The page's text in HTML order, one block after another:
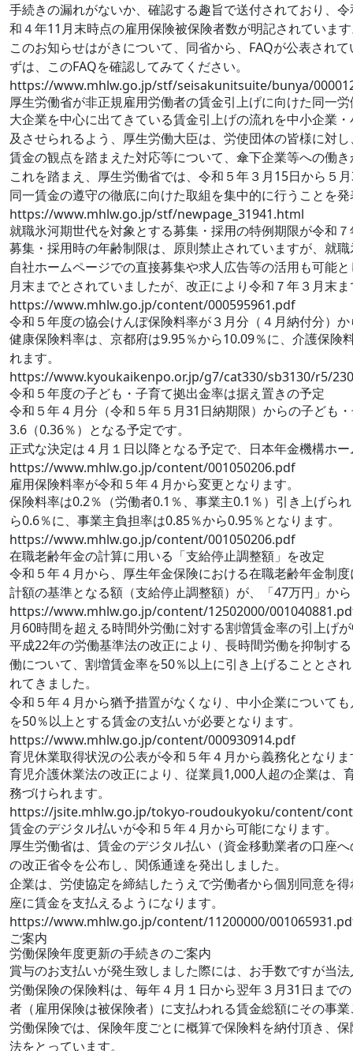
手続きの漏れがないか、確認する趣旨で送付されており、
和４年11月末時点の雇用保険被保険者数が明記されていま
このお知らせはがきについて、同省から、FAQが公表され
ずは、このFAQを確認してみてください。
https://www.mhlw.go.jp/stf/seisakunitsuite/bunya/
厚生労働省が非正規雇用労働者の賃金引上げに向けた同一
大企業を中心に出てきている賃金引上げの流れを中小企業
及させられるよう、厚生労働大臣は、労使団体の皆様に対
賃金の観点を踏まえた対応等について、傘下企業等への働
これを踏まえ、厚生労働省では、令和５年３月15日から５
同一賃金の遵守の徹底に向けた取組を集中的に行うことを
https://www.mhlw.go.jp/stf/newpage_31941.html
就職氷河期世代を対象とする募集・採用の特例期限が令和
募集・採用時の年齢制限は、原則禁止されていますが、就
自社ホームページでの直接募集や求人広告等の活用も可能
月末までとされていましたが、改正により令和７年３月末
https://www.mhlw.go.jp/content/000595961.pdf
令和５年度の協会けんぽ保険料率が３月分（４月納付分）
健康保険料率は、京都府は9.95％から10.09％に、介護保険
れます。
https://www.kyoukaikenpo.or.jp/g7/cat330/sb3130/r5/
令和５年度の子ども・子育て拠出金率は据え置きの予定
令和５年４月分（令和５年５月31日納期限）からの子ども
3.6（0.36％）となる予定です。
正式な決定は４月１日以降となる予定で、日本年金機構ホ
https://www.mhlw.go.jp/content/001050206.pdf
雇用保険料率が令和５年４月から変更となります。
保険料率は0.2％（労働者0.1％、事業主0.1％）引き上げら
ら0.6％に、事業主負担率は0.85％から0.95％となります。
https://www.mhlw.go.jp/content/001050206.pdf
在職老齢年金の計算に用いる「支給停止調整額」を改定
令和５年４月から、厚生年金保険における在職老齢年金制
計額の基準となる額（支給停止調整額）が、「47万円」か
https://www.mhlw.go.jp/content/12502000/
月60時間を超える時間外労働に対する割増賃金率の引上げ
平成22年の労働基準法の改正により、長時間労働を抑制す
働について、割増賃金率を50％以上に引き上げることとさ
れてきました。
令和５年４月から猶予措置がなくなり、中小企業について
を50％以上とする賃金の支払いが必要となります。
https://www.mhlw.go.jp/content/000930914.pdf
育児休業取得状況の公表が令和５年４月から義務化となり
育児介護休業法の改正により、従業員1,000人超の企業は
務づけられます。
https://jsite.mhlw.go.jp/tokyo-roudoukyoku/content/
賃金のデジタル払いが令和５年４月から可能になります。
厚生労働省は、賃金のデジタル払い（資金移動業者の口座
の改正省令を公布し、関係通達を発出しました。
企業は、労使協定を締結したうえで労働者から個別同意を
座に賃金を支払えるようになります。
https://www.mhlw.go.jp/content/11200000/
ご案内
労働保険年度更新の手続きのご案内
賞与のお支払いが発生致しました際には、お手数ですが当
労働保険の保険料は、毎年４月１日から翌年３月31日まで
者（雇用保険は被保険者）に支払われる賃金総額にその事
労働保険では、保険年度ごとに概算で保険料を納付頂き、
法をとっています。